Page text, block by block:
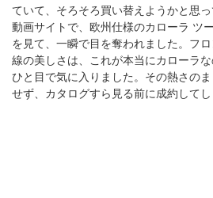
ていて、そろそろ買い替えようかと思っ
動画サイトで、欧州仕様のカローラ ツ
を見て、一瞬で目を奪われました。フ
線の美しさは、これが本当にカローラな
ひと目で気に入りました。その熱さの
せず、カタログすら見る前に成約してし